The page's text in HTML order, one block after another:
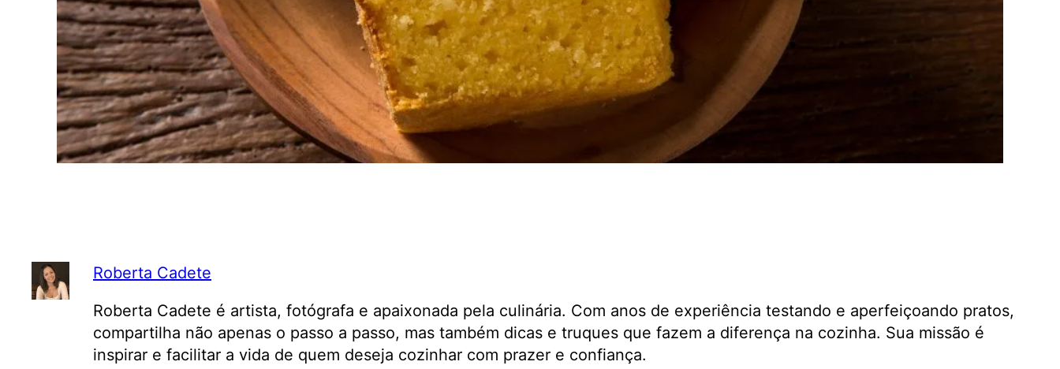
Roberta Cadete
Roberta Cadete é artista, fotógrafa e apaixonada pela culinária. Com anos de experiência testando e aperfeiçoando pratos,
compartilha não apenas o passo a passo, mas também dicas e truques que fazem a diferença na cozinha. Sua missão é
inspirar e facilitar a vida de quem deseja cozinhar com prazer e confiança.